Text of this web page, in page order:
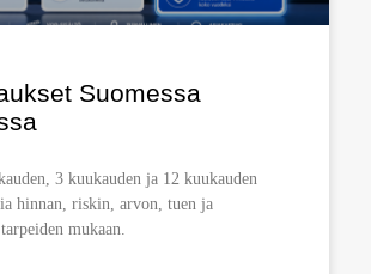
Suomessa
3 kuukauden ja 12 kuukauden
hinnan, riskin, arvon, tuen ja
mukaan.